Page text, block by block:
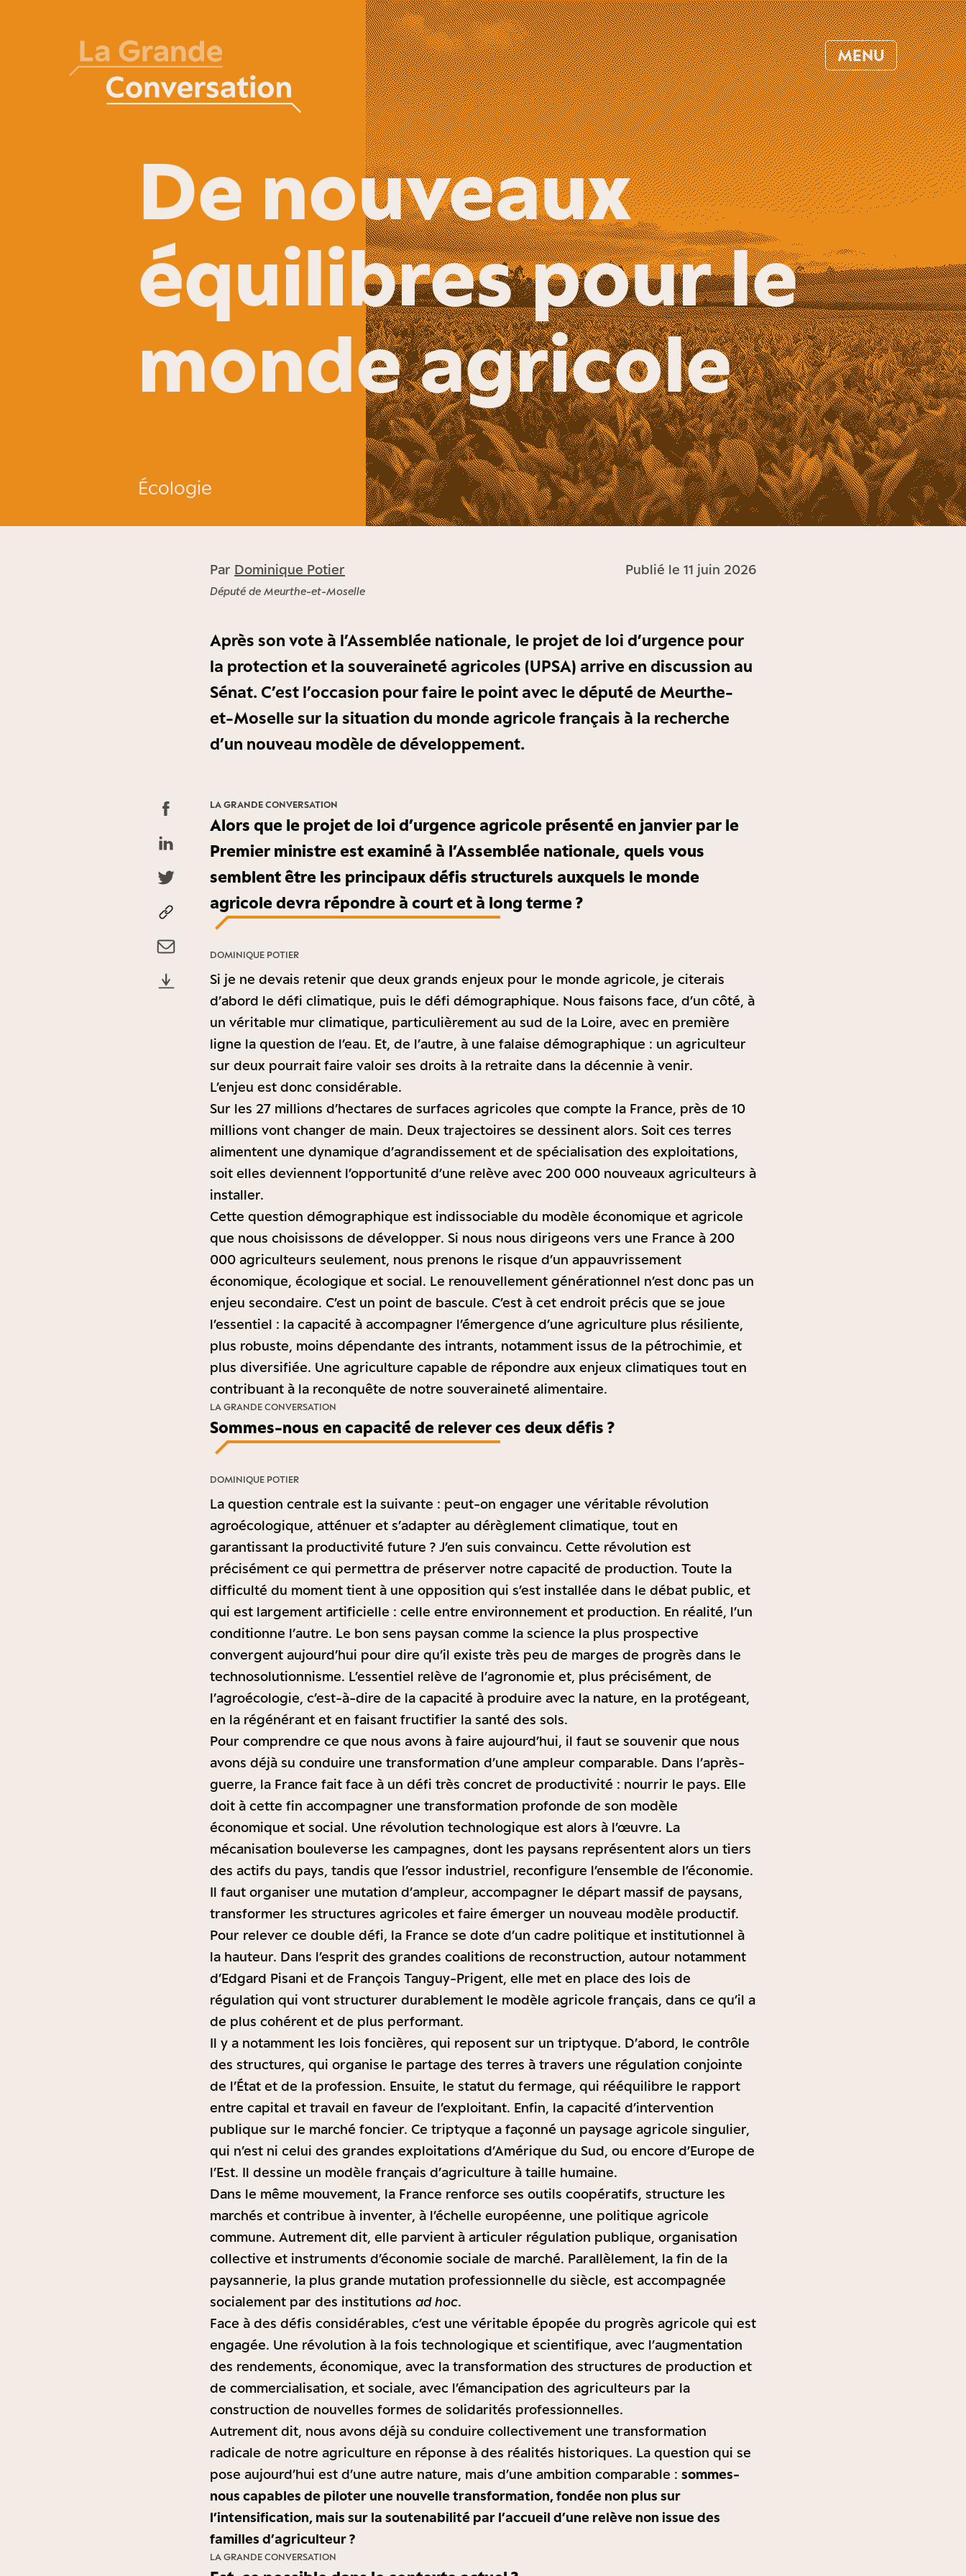
MENU
De nouveaux
équilibres pour le
monde agricole
Écologie
Publié le 11 juin 2026
Par Dominique Potier
Député de Meurthe-et-Moselle
Après son vote à l’Assemblée nationale, le projet de loi d’urgence pour
la protection et la souveraineté agricoles (UPSA) arrive en discussion au
Sénat. C’est l’occasion pour faire le point avec le député de Meurthe-
et-Moselle sur la situation du monde agricole français à la recherche
d’un nouveau modèle de développement.
Alors que le projet de loi d’urgence agricole présenté en janvier par le
Premier ministre est examiné à l’Assemblée nationale, quels vous
semblent être les principaux défis structurels auxquels le monde
agricole devra répondre à court et à long terme ?
LA GRANDE CONVERSATION
Si je ne devais retenir que deux grands enjeux pour le monde agricole, je citerais
d’abord le défi climatique, puis le défi démographique. Nous faisons face, d’un côté, à
un véritable mur climatique, particulièrement au sud de la Loire, avec en première
ligne la question de l’eau. Et, de l’autre, à une falaise démographique : un agriculteur
sur deux pourrait faire valoir ses droits à la retraite dans la décennie à venir.
L’enjeu est donc considérable.
Sur les 27 millions d’hectares de surfaces agricoles que compte la France, près de 10
millions vont changer de main. Deux trajectoires se dessinent alors. Soit ces terres
alimentent une dynamique d’agrandissement et de spécialisation des exploitations,
soit elles deviennent l’opportunité d’une relève avec 200 000 nouveaux agriculteurs à
installer.
Cette question démographique est indissociable du modèle économique et agricole
que nous choisissons de développer. Si nous nous dirigeons vers une France à 200
000 agriculteurs seulement, nous prenons le risque d’un appauvrissement
économique, écologique et social. Le renouvellement générationnel n’est donc pas un
enjeu secondaire. C’est un point de bascule. C’est à cet endroit précis que se joue
l’essentiel : la capacité à accompagner l’émergence d’une agriculture plus résiliente,
plus robuste, moins dépendante des intrants, notamment issus de la pétrochimie, et
plus diversifiée. Une agriculture capable de répondre aux enjeux climatiques tout en
contribuant à la reconquête de notre souveraineté alimentaire.
DOMINIQUE POTIER
Sommes-nous en capacité de relever ces deux défis ?
LA GRANDE CONVERSATION
La question centrale est la suivante : peut-on engager une véritable révolution
agroécologique, atténuer et s’adapter au dérèglement climatique, tout en
garantissant la productivité future ? J’en suis convaincu. Cette révolution est
précisément ce qui permettra de préserver notre capacité de production. Toute la
difficulté du moment tient à une opposition qui s’est installée dans le débat public, et
qui est largement artificielle : celle entre environnement et production. En réalité, l’un
conditionne l’autre. Le bon sens paysan comme la science la plus prospective
convergent aujourd’hui pour dire qu’il existe très peu de marges de progrès dans le
technosolutionnisme. L’essentiel relève de l’agronomie et, plus précisément, de
l’agroécologie, c’est-à-dire de la capacité à produire avec la nature, en la protégeant,
en la régénérant et en faisant fructifier la santé des sols.
Pour comprendre ce que nous avons à faire aujourd’hui, il faut se souvenir que nous
avons déjà su conduire une transformation d’une ampleur comparable. Dans l’après-
guerre, la France fait face à un défi très concret de productivité : nourrir le pays. Elle
doit à cette fin accompagner une transformation profonde de son modèle
économique et social. Une révolution technologique est alors à l’œuvre. La
mécanisation bouleverse les campagnes, dont les paysans représentent alors un tiers
des actifs du pays, tandis que l’essor industriel, reconfigure l’ensemble de l’économie.
Il faut organiser une mutation d’ampleur, accompagner le départ massif de paysans,
transformer les structures agricoles et faire émerger un nouveau modèle productif.
Pour relever ce double défi, la France se dote d’un cadre politique et institutionnel à
la hauteur. Dans l’esprit des grandes coalitions de reconstruction, autour notamment
d’Edgard Pisani et de François Tanguy-Prigent, elle met en place des lois de
régulation qui vont structurer durablement le modèle agricole français, dans ce qu’il a
de plus cohérent et de plus performant.
Il y a notamment les lois foncières, qui reposent sur un triptyque. D’abord, le contrôle
des structures, qui organise le partage des terres à travers une régulation conjointe
de l’État et de la profession. Ensuite, le statut du fermage, qui rééquilibre le rapport
entre capital et travail en faveur de l’exploitant. Enfin, la capacité d’intervention
publique sur le marché foncier. Ce triptyque a façonné un paysage agricole singulier,
qui n’est ni celui des grandes exploitations d’Amérique du Sud, ou encore d’Europe de
l’Est. Il dessine un modèle français d’agriculture à taille humaine.
Dans le même mouvement, la France renforce ses outils coopératifs, structure les
marchés et contribue à inventer, à l’échelle européenne, une politique agricole
commune. Autrement dit, elle parvient à articuler régulation publique, organisation
collective et instruments d’économie sociale de marché. Parallèlement, la fin de la
paysannerie, la plus grande mutation professionnelle du siècle, est accompagnée
socialement par des institutions ad hoc.
Face à des défis considérables, c’est une véritable épopée du progrès agricole qui est
engagée. Une révolution à la fois technologique et scientifique, avec l’augmentation
des rendements, économique, avec la transformation des structures de production et
de commercialisation, et sociale, avec l’émancipation des agriculteurs par la
construction de nouvelles formes de solidarités professionnelles.
Autrement dit, nous avons déjà su conduire collectivement une transformation
radicale de notre agriculture en réponse à des réalités historiques. La question qui se
pose aujourd’hui est d’une autre nature, mais d’une ambition comparable : sommes-
nous capables de piloter une nouvelle transformation, fondée non plus sur
l’intensification, mais sur la soutenabilité par l’accueil d’une relève non issue des
familles d’agriculteur ?
DOMINIQUE POTIER
LA GRANDE CONVERSATION